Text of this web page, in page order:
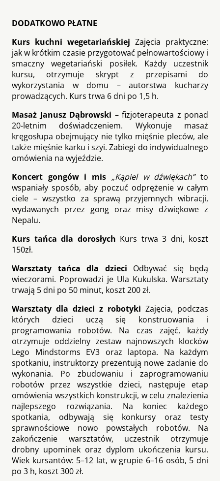
DODATKOWO PŁATNE
Kurs kuchni wegetariańskiej Zajęcia praktyczne:
jak w krótkim czasie przygotować pełnowartościowy i
smaczny wegetariański posiłek. Każdy uczestnik
kursu, otrzymuje skrypt z przepisami do
wykorzystania w domu – autorstwa kucharzy
prowadzących. Kurs trwa 6 dni po 1,5 h.
Masaż Janusz Dąbrowski – fizjoterapeuta z ponad
20-letnim doświadczeniem. Wykonuje masaż
kręgosłupa obejmujący nie tylko mięśnie pleców, ale
także mięśnie karku i szyi. Zabiegi do indywidualnego
omówienia na wyjeździe.
Koncert gongów i mis „Kąpiel w dźwiękach”to
wspaniały sposób, aby poczuć odprężenie w całym
ciele – wszystko za sprawą przyjemnych wibracji,
wydawanych przez gong oraz misy dźwiękowe z
Nepalu.
Kurs tańca dla dorosłych Kurs trwa 3 dni, koszt
150zł.
Warsztaty tańca dla dzieci Odbywać się będą
wieczorami. Poprowadzi je Ula Kukulska. Warsztaty
trwają 5 dni po 50 minut, koszt 200 zł.
Warsztaty dla dzieci z robotyki Zajęcia, podczas
których dzieci uczą się konstruowania i
programowania robotów. Na czas zajęć, każdy
otrzymuje oddzielny zestaw najnowszych klocków
Lego Mindstorms EV3 oraz laptopa. Na każdym
spotkaniu, instruktorzy prezentują nowe zadanie do
wykonania. Po zbudowaniu i zaprogramowaniu
robotów przez wszystkie dzieci, następuje etap
omówienia wszystkich konstrukcji, w celu znalezienia
najlepszego rozwiązania. Na koniec każdego
spotkania, odbywają się konkursy oraz testy
sprawnościowe nowo powstałych robotów. Na
zakończenie warsztatów, uczestnik otrzymuje
drobny upominek oraz dyplom ukończenia kursu.
Wiek kursantów: 5–12 lat, w grupie 6–16 osób, 5 dni
po 3 h, koszt 300 zł.